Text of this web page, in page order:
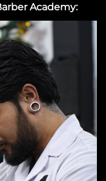
Academy: